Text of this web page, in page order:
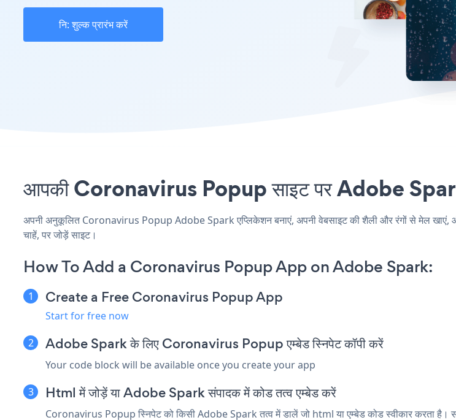
नि: शुल्क प्रारंभ करें
आपकी Coronavirus Popup साइट पर Adobe Spark
अपनी अनुकूलित Coronavirus Popup Adobe Spark एप्लिकेशन बनाएं, अपनी वेबसाइट की शैली और रंगों से मेल
चाहें, पर जोड़ें साइट।
How To Add a Coronavirus Popup App on Adobe Spark:
Create a Free Coronavirus Popup App
Start for free now
Adobe Spark के लिए Coronavirus Popup एम्बेड स्निपेट कॉपी करें
Your code block will be available once you create your app
Html में जोड़ें या Adobe Spark संपादक में कोड तत्व एम्बेड करें
Coronavirus Popup स्निपेट को किसी Adobe Spark तत्व में डालें जो html या एम्बेड कोड स्वीकार करता